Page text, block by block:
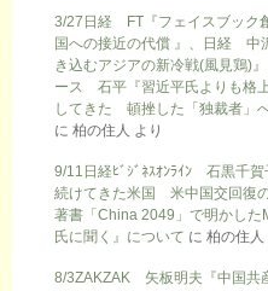
3/27日経 FT『フェイスブック
国への接近の代償 』、日経 中
き込むアジアの新冷戦(風見鶏)
ース 石平『習近平氏よりも格
してきた 頓挫した「独裁者」
に 柏の住人 より
9/11日経ﾋﾞｼﾞﾈｽｵﾝﾗｲﾝ 石黒千
続けてきた米国 米中国交回復
著書「China 2049」で明かした
氏に聞く』について に 柏の住人
8/3ZAKZAK 矢板明夫『中国共